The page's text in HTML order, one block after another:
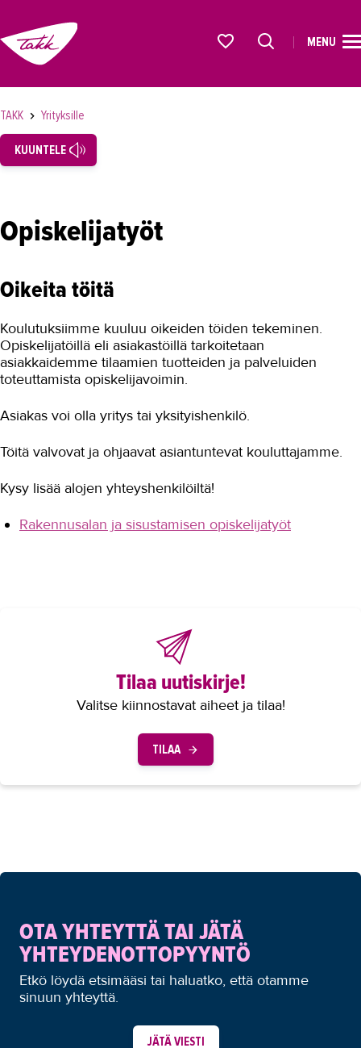
OPISKELIJAKSI
YRITYKSILLE
Henkilöstön kehittäminen
Työpaikkaohjaus
Hae yritykselle jatkajaa
Yritysyhteistyö
Referenssit
Konepajakoulu
Tilavuokra
IN ENGLISH
MENU
TAKK Yrityksille
KUUNTELE
Opiskelijatyöt
Oikeita töitä
Koulutuksiimme kuuluu oikeiden töiden tekeminen.
Opiskelijatöillä eli asiakastöillä tarkoitetaan
asiakkaidemme tilaamien tuotteiden ja palveluiden
toteuttamista opiskelijavoimin.
Asiakas voi olla yritys tai yksityishenkilö.
Töitä valvovat ja ohjaavat asiantuntevat kouluttajamme.
Kysy lisää alojen yhteyshenkilöiltä!
Rakennusalan ja sisustamisen opiskelijatyöt
Tilaa uutiskirje!
Valitse kiinnostavat aiheet ja tilaa!
TILAA
OTA YHTEYTTÄ TAI JÄTÄ
YHTEYDENOTTOPYYNTÖ
Etkö löydä etsimääsi tai haluatko, että otamme
sinuun yhteyttä.
JÄTÄ VIESTI